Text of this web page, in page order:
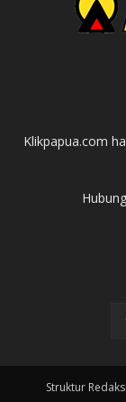
Klikpapua.com
Struktur Redaksi